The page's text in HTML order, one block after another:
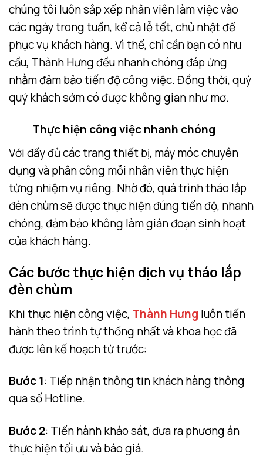
chúng tôi luôn sắp xếp nhân viên làm việc vào
các ngày trong tuần, kể cả lễ tết, chủ nhật để
phục vụ khách hàng. Vì thế, chỉ cần bạn có nhu
cầu, Thành Hưng đều nhanh chóng đáp ứng
nhằm đảm bảo tiến độ công việc. Đồng thời, quý
quý khách sớm có được không gian như mơ.
Thực hiện công việc nhanh chóng
Với đầy đủ các trang thiết bị, máy móc chuyên
dụng và phân công mỗi nhân viên thực hiện
từng nhiệm vụ riêng. Nhờ đó, quá trình tháo lắp
đèn chùm sẽ được thực hiện đúng tiến độ, nhanh
chóng, đảm bảo không làm gián đoạn sinh hoạt
của khách hàng.
Các bước thực hiện dịch vụ tháo lắp
đèn chùm
Khi thực hiện công việc, Thành Hưng luôn tiến
hành theo trình tự thống nhất và khoa học đã
được lên kế hoạch từ trước:
Bước 1: Tiếp nhận thông tin khách hàng thông
qua số Hotline.
Bước 2: Tiến hành khảo sát, đưa ra phương án
thực hiện tối ưu và báo giá.